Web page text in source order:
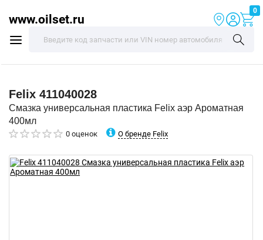
www.oilset.ru
0
Felix 411040028
Смазка универсальная пластика Felix аэр Ароматная
400мл
0 оценок О бренде Felix